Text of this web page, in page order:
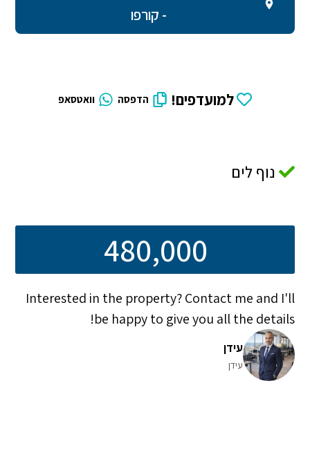
- קורפו
למועדפים! הדפסה וואטסאפ
נוף לים
480,000
Interested in the property? Contact me and I'll
be happy to give you all the details!
עידן
עידן